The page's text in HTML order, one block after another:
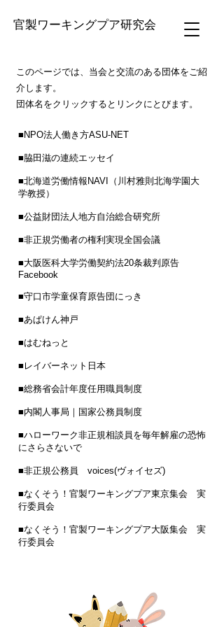
官製ワーキングプア研究会
このページでは、当会と交流のある団体をご紹
介します。
​団体名をクリックするとリンクにとびます。
■NPO法人働き方ASU-NET
■脇田滋の連続エッセイ
■北海道労働情報NAVI（川村雅則北海学園大
学教授）
■公益財団法人地方自治総合研究所
■非正規労働者の権利実現全国会議
■大阪医科大学労働契約法20条裁判原告
Facebook
■守口市学童保育原告団にっき
■あぱけん神戸
■はむねっと
■ レイバーネット日本
■総務省会計年度任用職員制度
■内閣人事局｜国家公務員制度
■ハローワーク非正規相談員を毎年解雇の恐怖
にさらさないで
■非正規公務員 voices(ヴォイセズ)
■なくそう！官製ワーキングプア東京集会 実
行委員会
■なくそう！官製ワーキングプア大阪集会 実
行委員会